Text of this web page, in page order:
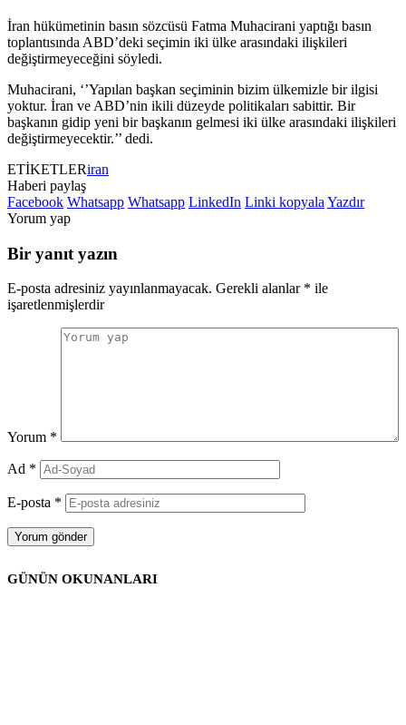
İran hükümetinin basın sözcüsü Fatma Muhacirani yaptığı basın
toplantısında ABD’deki seçimin iki ülke arasındaki ilişkileri
değiştirmeyeceğini söyledi.
Muhacirani, ‘’Yapılan başkan seçiminin bizim ülkemizle bir ilgisi
yoktur. İran ve ABD’nin ikili düzeyde politikaları sabittir. Bir
başkanın gidip yeni bir başkanın gelmesi iki ülke arasındaki ilişkileri
değiştirmeyecektir.’’ dedi.
ETİKETLERiran
Haberi paylaş
Facebook Whatsapp Whatsapp LinkedIn Linki kopyala Yazdır
Yorum yap
Bir yanıt yazın
E-posta adresiniz yayınlanmayacak. Gerekli alanlar * ile
işaretlenmişlerdir
Yorum *
Ad *
E-posta *
GÜNÜN OKUNANLARI